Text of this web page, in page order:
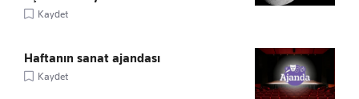
Kaydet
Haftanın sanat ajandası
Kaydet